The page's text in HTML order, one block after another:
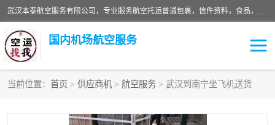
武汉本泰航空服务有限公司，专业服务航空托运普通包裹，信件资料，食品，服装，快消品等运输的专线空运，完善的网络服务确保为客户提供准确、*、安全的“门对门”服务，本着“诚信为本、精诚合作”的服务宗旨.“以安全运输为保障，以运价合理要求市场”的经营理念。武汉机场货运、武汉航空物流、武汉空运、武汉天河国际机场东方、南方、国际航空、机场空运业务覆盖国内二三线机场城市，如：武汉-敦煌、武汉-柳州等
国内机场航空服务
当前位置： 首页 > 供应商机 > 航空服务 > 武汉到南宁坐飞机送货